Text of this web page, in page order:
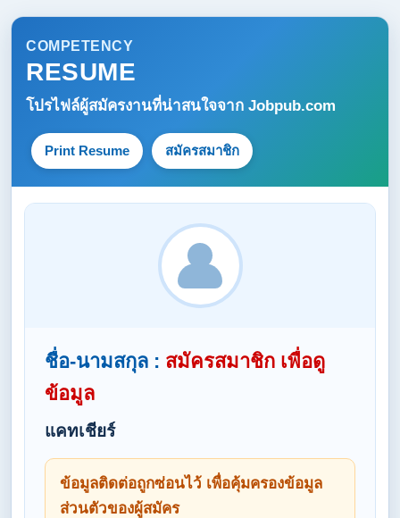
COMPETENCY
RESUME
โปรไฟล์ผู้สมัครงานที่น่าสนใจจาก Jobpub.com
Print Resume สมัครสมาชิก
ชื่อ-นามสกุล : สมัครสมาชิก เพื่อดู
ข้อมูล
แคทเชียร์
ข้อมูลติดต่อถูกซ่อนไว้ เพื่อคุ้มครองข้อมูล
ส่วนตัวของผู้สมัคร